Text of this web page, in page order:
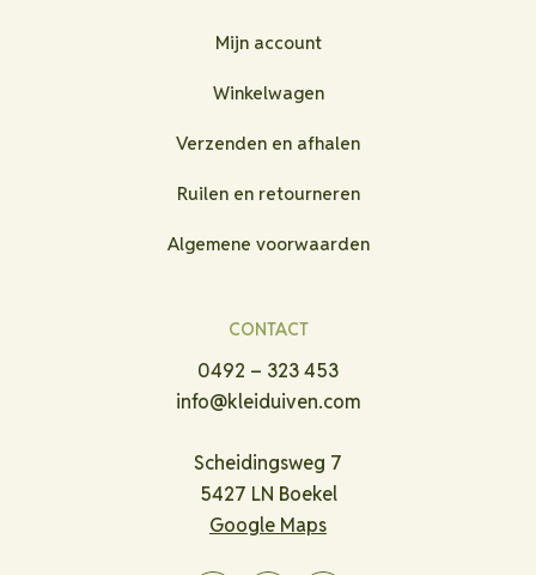
Mijn account
Winkelwagen
Verzenden en afhalen
Ruilen en retourneren
Algemene voorwaarden
CONTACT
0492 – 323 453
info@kleiduiven.com
Scheidingsweg 7
5427 LN Boekel
Google Maps